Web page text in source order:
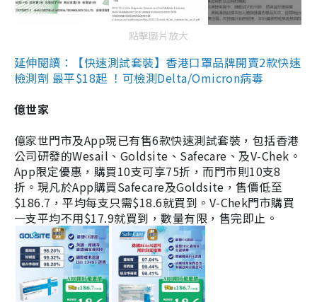
點擊圖片放大
延伸閱讀：【快速測試套裝】香港口罩品牌開賣2款快速
檢測劑 最平$18起 ！可檢測Delta/Omicron病毒
億世家
億家世門市及App現已有售6款快速測試套裝，包括香港
公司研發的Wesail、Goldsite、Safecare、及V-Chek。
App限定優惠，購買10支可享75折，而門市則10支8
折。現凡於App購買Safecare及Goldsite，售價低至
$186.7，平均每支只需$18.6就買到。V-Chek門市購買
一支平均不用$17.9就買到，數量有限，售完即止。